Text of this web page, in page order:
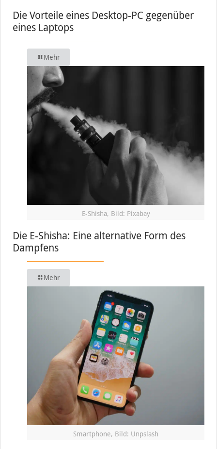
Die Vorteile eines Desktop-PC gegenüber
eines Laptops
Mehr
E-Shisha, Bild: Pixabay
Die E-Shisha: Eine alternative Form des
Dampfens
Mehr
Smartphone, Bild: Unpslash